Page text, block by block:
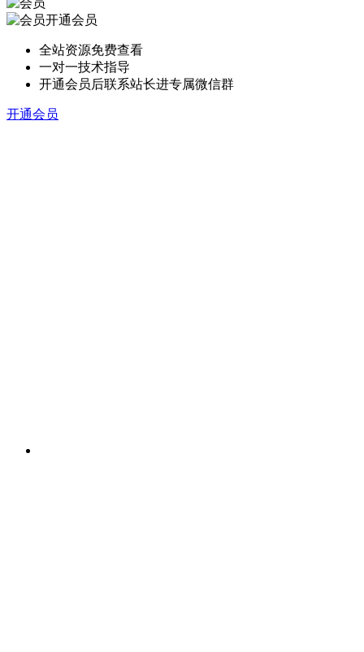
开通会员
全站资源免费查看
一对一技术指导
开通会员后联系站长进专属微信群
开通会员